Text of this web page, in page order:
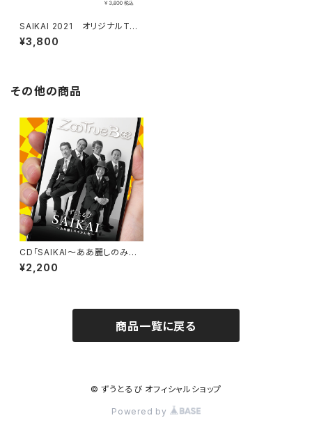
SAIKAI 2021 オリジナルTシ
ャツ（純白 Ver.）
¥3,800
その他の商品
CD「SAIKAI〜ああ麗しのみか
ん色〜」
¥2,200
商品一覧に戻る
© ずうとるび オフィシャルショップ
Powered by